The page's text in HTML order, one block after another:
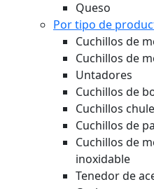
Queso
Por tipo de
Cuchillos de
Cuchillos de
Untadores
Cuchillos de
Cuchillos
Cuchillos de
Cuchillos de
inoxidable
Tenedor de